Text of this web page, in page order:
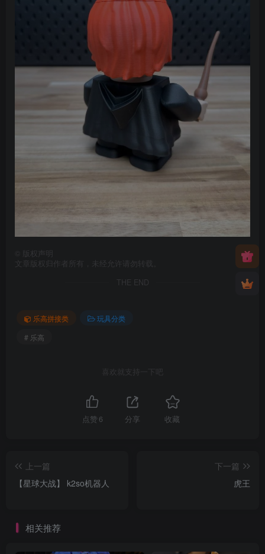
版权声明
文章版权归作者所有，未经允许请勿转载。
THE END
乐高拼接类
玩具分类
# 乐高
喜欢就支持一下吧
点赞 6 分享 收藏
上一篇
【星球大战】 k2so机器人
下一篇
虎王
相关推荐